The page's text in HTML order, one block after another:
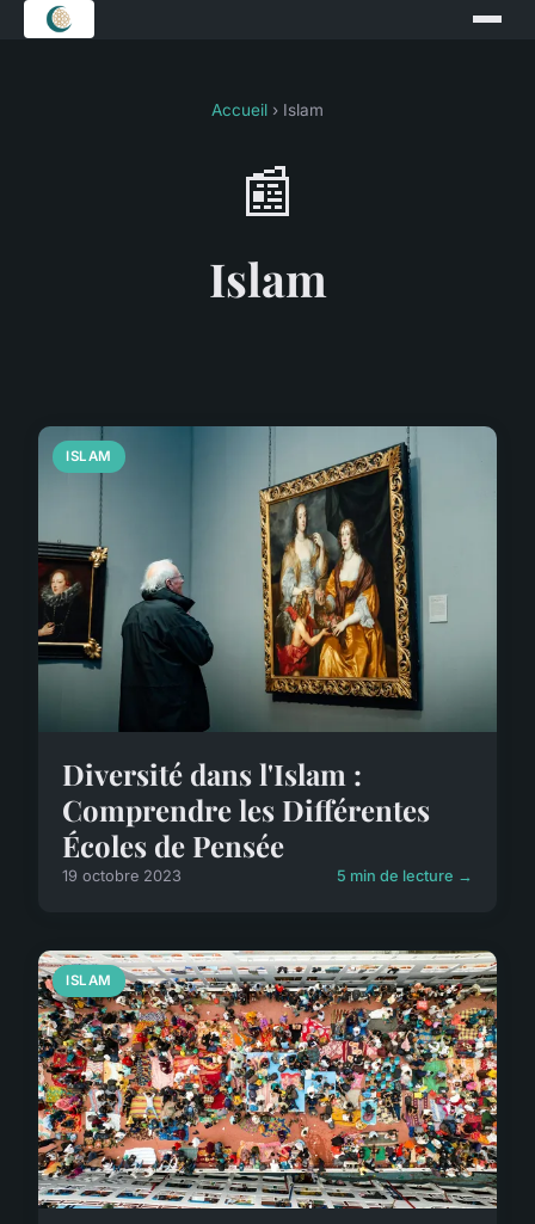
Accueil › Islam
📰
Islam
ISLAM
Diversité dans l'Islam :
Comprendre les Différentes
Écoles de Pensée
19 octobre 2023 5 min de lecture →
ISLAM